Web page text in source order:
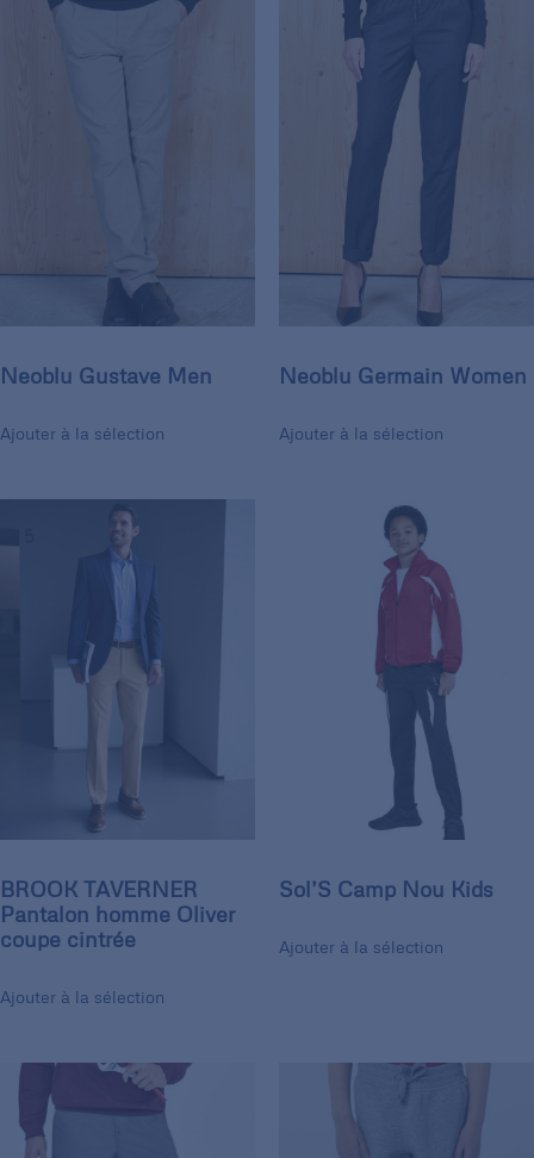
Neoblu Gustave Men
Ajouter à la sélection
Neoblu Germain Women
Ajouter à la sélection
BROOK TAVERNER
Pantalon homme Oliver
coupe cintrée
Ajouter à la sélection
Sol’S Camp Nou Kids
Ajouter à la sélection